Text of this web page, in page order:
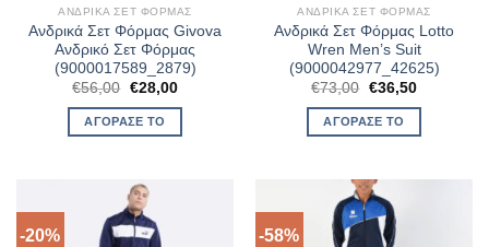
ΑΝΔΡΙΚΆ ΣΕΤ ΦΌΡΜΑΣ
Ανδρικά Σετ Φόρμας Givova
Ανδρικό Σετ Φόρμας
(9000017589_2879)
€56,00 Original
was:
€56,00.
€28,00Η
ΑΓΌΡΑΣΈ ΤΟ
ΑΝΔΡΙΚΆ ΣΕΤ ΦΌΡΜΑΣ
Ανδρικά Σετ Φόρμας Lotto
Wren Men’s Suit
(9000042977_42625)
€73,00 Original
was:
€73,00.
€36,50Η
ΑΓΌΡΑΣΈ ΤΟ
-20% -58%